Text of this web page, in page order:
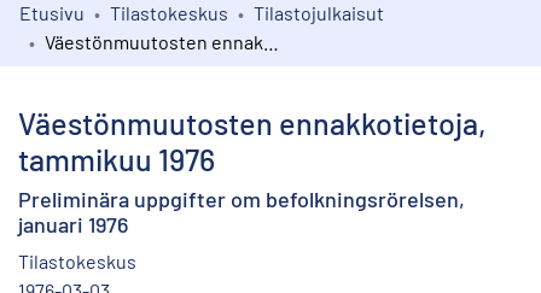
Kokoelmat
Etusivu Tilastokeskus
Tilastojulkaisut
Väestönmuutosten ennakkotietoja,
tammikuu 1976
Preliminära uppgifter om befolkningsrörelsen,
januari 1976
Tilastokeskus